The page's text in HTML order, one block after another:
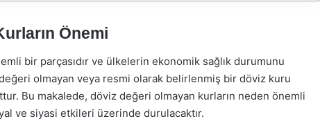
Önemi
bir parçasıdır ve ülkelerin ekonomik sağlık durumunu
olmayan veya resmi olarak belirlenmiş bir döviz kuru
Bu makalede, döviz değeri olmayan kurların neden önemli
ve siyasi etkileri üzerinde durulacaktır.